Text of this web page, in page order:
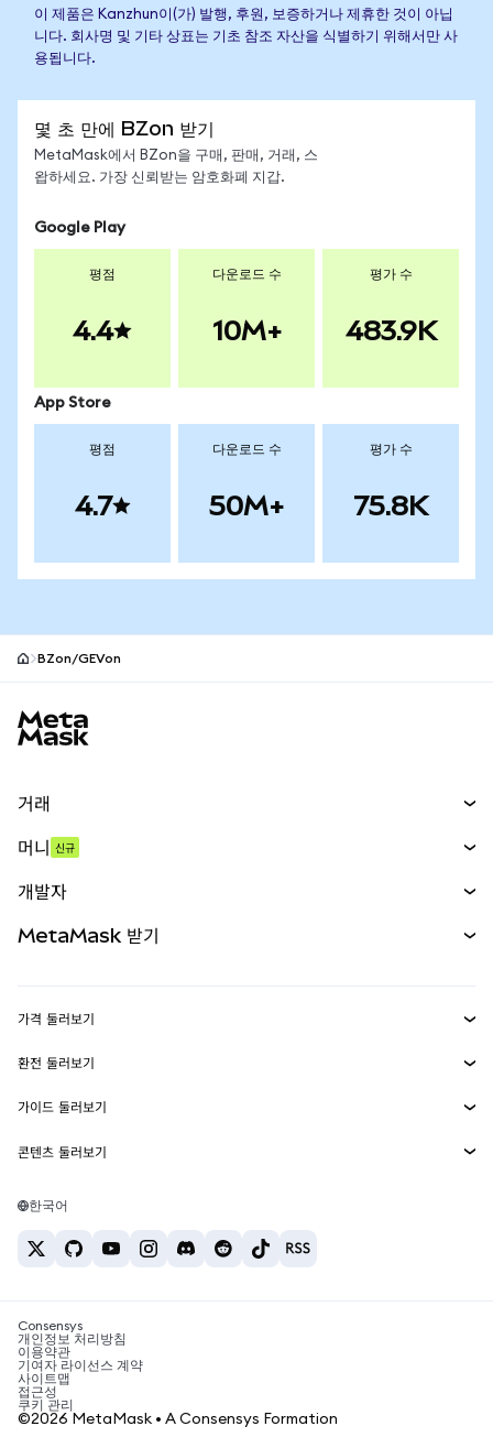
이 제품은 Kanzhun이(가) 발행, 후원, 보증하거나 제휴한 것이 아닙
니다. 회사명 및 기타 상표는 기초 참조 자산을 식별하기 위해서만 사
용됩니다.
몇 초 만에 BZon 받기
MetaMask에서 BZon을 구매, 판매, 거래, 스
왑하세요. 가장 신뢰받는 암호화폐 지갑.
Google Play
평점
4.4
다운로드 수
10M+
평가 수
483.9K
App Store
평점
4.7
다운로드 수
50M+
평가 수
75.8K
BZon/GEVon
거래
무기한 선물
실물자산
머니 신규
개발자
MetaMask Connect
Snaps
웹3 서비스
MetaMask 받기
보안
고객 지원
채용
가격 둘러보기
이더리움 가격
솔라나 가격
테더 가격
환전 둘러보기
ETH를 USD로 환전
USDT를 INR로 환전
BTC를 INR로 환전
ETH를 USDT로 환전
가이드 둘러보기
ETH 매수
USDT 매수
SHIB 매수
BNB 매수
콘텐츠 둘러보기
솔라나 지갑
암호화폐 세금 뉴스
암호화폐 매수 방법
비트코인 매도 방법
한국어
Consensys
개인정보 처리방침
이용약관
기여자 라이선스 계약
사이트맵
접근성
쿠키 관리
©2026 MetaMask • A Consensys Formation